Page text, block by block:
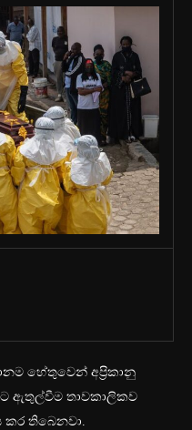
හේතුවෙන් අප්‍රිකානු
ඇතුල්වීම තාවකාලිකව
කර තිබෙනවා.